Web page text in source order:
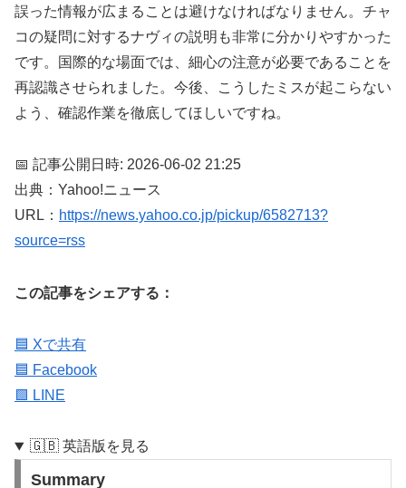
誤った情報が広まることは避けなければなりません。チャ
コの疑問に対するナヴィの説明も非常に分かりやすかった
です。国際的な場面では、細心の注意が必要であることを
再認識させられました。今後、こうしたミスが起こらない
よう、確認作業を徹底してほしいですね。
📅 記事公開日時: 2026-06-02 21:25
出典：Yahoo!ニュース
URL： https://news.yahoo.co.jp/pickup/6582713?
source=rss
この記事をシェアする：
🟦 Xで共有
🟦 Facebook
🟩 LINE
🇬🇧 英語版を見る
Summary